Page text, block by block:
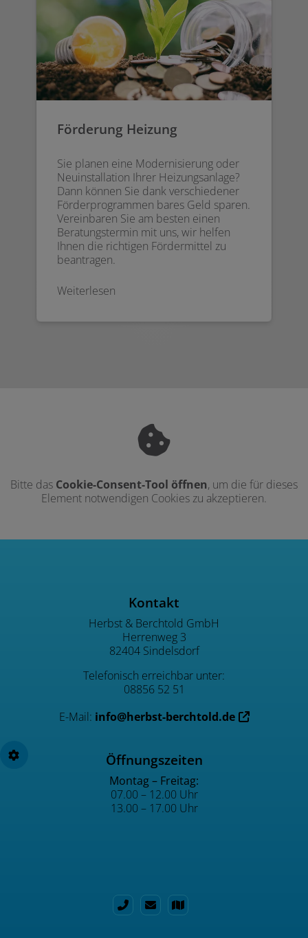
Förderung Heizung
Sie planen eine Modernisierung oder
Neuinstallation Ihrer Heizungsanlage?
Dann können Sie dank verschiedener
Förderprogrammen bares Geld sparen.
Vereinbaren Sie am besten einen
Beratungstermin mit uns, wir helfen
Ihnen die richtigen Fördermittel zu
beantragen.
Weiterlesen
Bitte das Cookie-Consent-Tool öffnen, um die für dieses
Element notwendigen Cookies zu akzeptieren.
Kontakt
Herbst & Berchtold GmbH
Herrenweg 3
82404 Sindelsdorf
Telefonisch erreichbar unter:
08856 52 51
E-Mail: info@herbst-berchtold.de
Öffnungszeiten
Montag – Freitag:
07.00 – 12.00 Uhr
13.00 – 17.00 Uhr